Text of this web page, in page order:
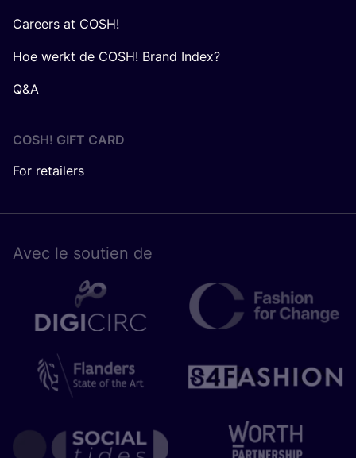
Careers at COSH!
Hoe werkt de COSH! Brand Index?
Q&A
COSH! GIFT CARD
For retailers
Avec le sou­tien de